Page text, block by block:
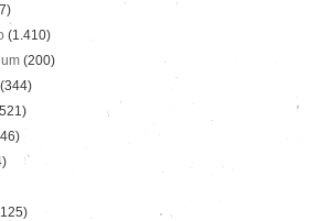
(1.410)
(200)
(344)